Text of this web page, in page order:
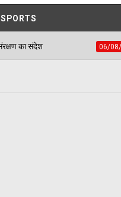
SPORTS
06/08/2026 पंजाब स्कूल